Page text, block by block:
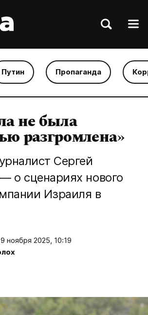
Путин Пропаганда
не была
разгромлена»
Сергей
о сценариях нового
Израиля в
ноября 2025, 10:19